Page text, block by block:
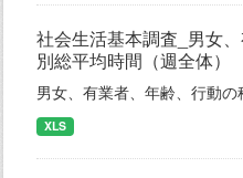
社会生活基本調査_男女
別総平均時間（週全体）
男女、有業者、年齢、行動の
XLS